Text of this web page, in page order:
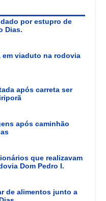
por estupro de
Dias.
em viaduto na rodovia
após carreta ser
após caminhão
que realizavam
Dom Pedro I.
de alimentos junto a